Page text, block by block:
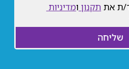
ת את תקנון ו
מדיניות
שליחה